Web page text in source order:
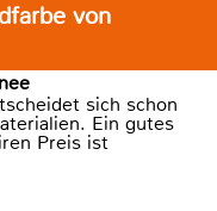
von
sich schon
Ein gutes
Preis ist